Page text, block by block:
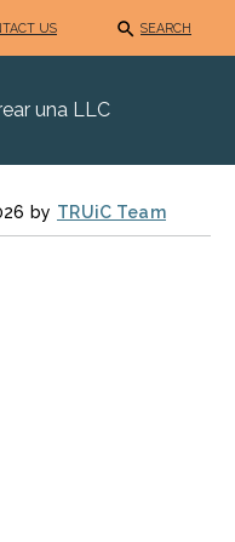
US SEARCH
una LLC
by TRUiC Team